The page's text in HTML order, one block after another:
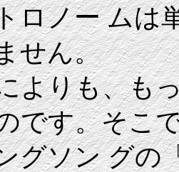
ロノー ムは
せん。
よりも、も
です。そこ
グソン グの